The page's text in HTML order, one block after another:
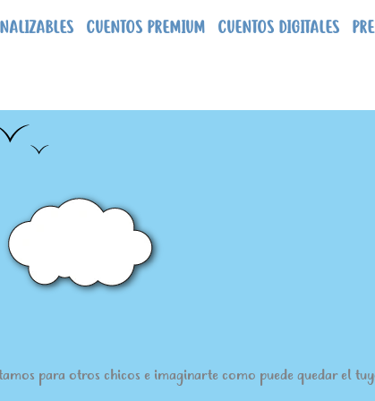
CUENTOS PREMIUM CUENTOS DIGITALES
para otros chicos e imaginarte como puede quedar el